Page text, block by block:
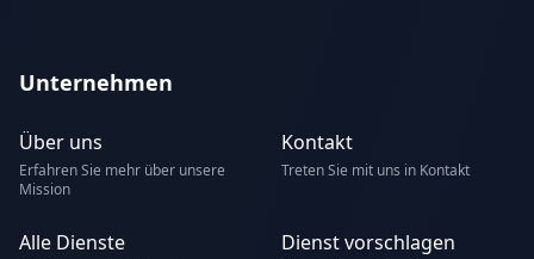
Unternehmen
Über uns
Erfahren Sie mehr über unsere
Mission
Kontakt
Treten Sie mit uns in Kontakt
Alle Dienste Dienst vorschlagen